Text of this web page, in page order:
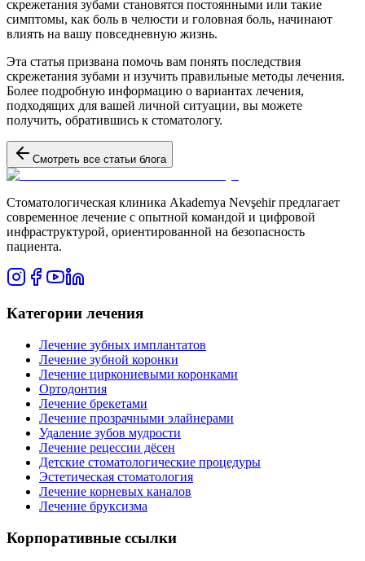
скрежетания зубами становятся постоянными или такие
симптомы, как боль в челюсти и головная боль, начинают
влиять на вашу повседневную жизнь.
Эта статья призвана помочь вам понять последствия
скрежетания зубами и изучить правильные методы лечения.
Более подробную информацию о вариантах лечения,
подходящих для вашей личной ситуации, вы можете
получить, обратившись к стоматологу.
Смотреть все статьи блога
Стоматологическая клиника Akademya Nevşehir предлагает
современное лечение с опытной командой и цифровой
инфраструктурой, ориентированной на безопасность
пациента.
Категории лечения
Лечение зубных имплантатов
Лечение зубной коронки
Лечение циркониевыми коронками
Ортодонтия
Лечение брекетами
Лечение прозрачными элайнерами
Удаление зубов мудрости
Лечение рецессии дёсен
Детские стоматологические процедуры
Эстетическая стоматология
Лечение корневых каналов
Лечение бруксизма
Корпоративные ссылки